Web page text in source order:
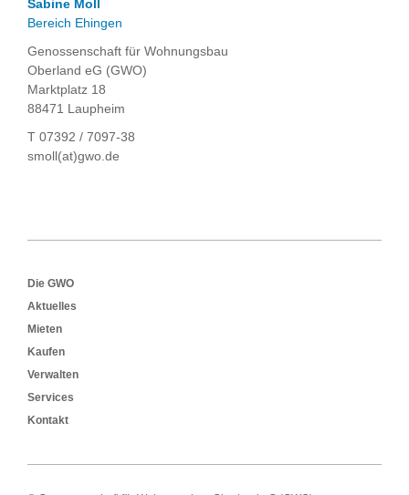
Sabine Moll
Bereich Ehingen
Genossenschaft für Wohnungsbau
Oberland eG (GWO)
Marktplatz 18
88471 Laupheim
T 07392 / 7097-38
smoll(at)gwo.de
Die GWO
Aktuelles
Mieten
Kaufen
Verwalten
Services
Kontakt